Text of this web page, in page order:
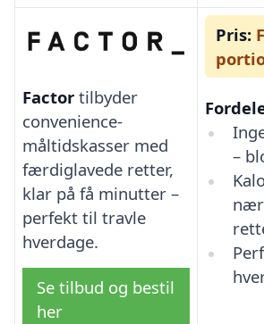
Factor tilbyder
convenience-
måltidskasser med
færdiglavede retter,
klar på få minutter –
perfekt til travle
hverdage.
Se tilbud og bestil
her
Pris:
–